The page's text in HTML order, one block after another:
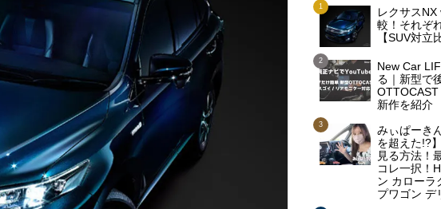
レクサス
較！それぞ
【SUV対立
New Car
る｜新型で
新作を紹介
みぃぱーき
を超えた!?
見る方法！
コレ一択！
ン カローラ
プワゴン デ